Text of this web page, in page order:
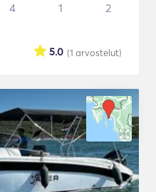
4 1 2
(1 arvostelut)
5.0